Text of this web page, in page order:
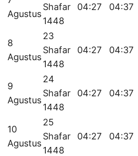
Agustus
Shafar
1448
04:27 04:37
8
Agustus
23
Shafar
1448
04:27 04:37
9
Agustus
24
Shafar
1448
04:27 04:37
10
Agustus
25
Shafar
1448
04:27 04:37